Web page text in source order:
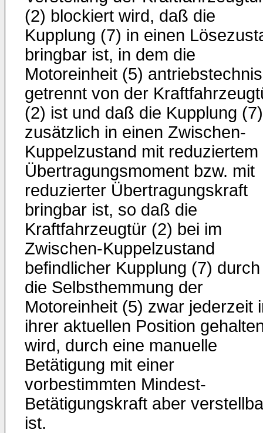
(2) blockiert wird, daß die
Kupplung (7) in einen
bringbar ist, in dem die
Motoreinheit (5)
getrennt von der
(2) ist und daß die Kupplung (7)
zusätzlich in einen Zwischen-
Kuppelzustand mit reduziertem
Übertragungsmoment bzw. mit
reduzierter Übertragungskraft
bringbar ist, so daß die
Kraftfahrzeugtür (2) bei im
Zwischen-Kuppelzustand
befindlicher Kupplung (7) durch
die Selbsthemmung der
Motoreinheit (5) zwar jederzeit
ihrer aktuellen Position
wird, durch eine manuelle
Betätigung mit einer
vorbestimmten Mindest-
Betätigungskraft aber
ist.